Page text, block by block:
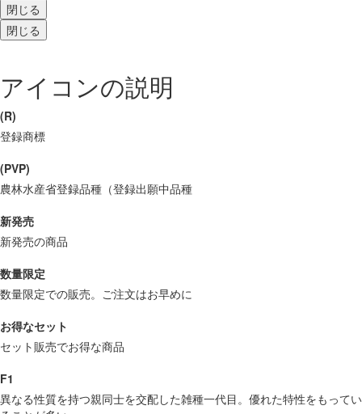
閉じる
閉じる
アイコンの説明
(R)
登録商標
(PVP)
農林水産省登録品種（登録出願中品種
新発売
新発売の商品
数量限定
数量限定での販売。ご注文はお早めに
お得なセット
セット販売でお得な商品
F1
異なる性質を持つ親同士を交配した雑種一代目。優れた特性をもってい